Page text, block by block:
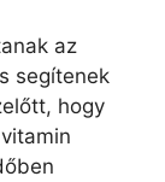
az
segítenek
hogy